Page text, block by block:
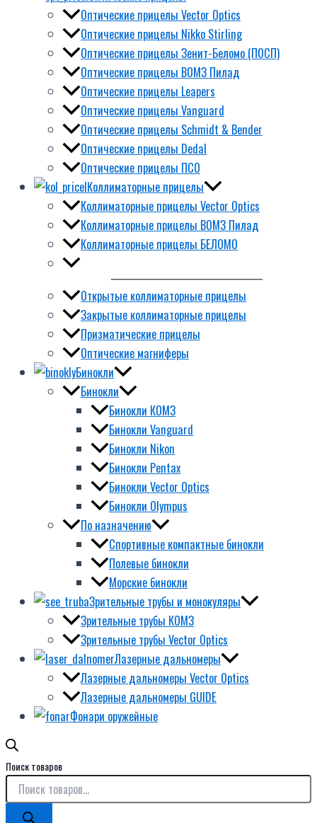
Оптические прицелы Vector Optics
Оптические прицелы Nikko Stirling
Оптические прицелы Зенит-Беломо (ПОСП)
Оптические прицелы ВОМЗ Пилад
Оптические прицелы Leapers
Оптические прицелы Vanguard
Оптические прицелы Schmidt & Bender
Оптические прицелы Dedal
Оптические прицелы ПСО
Коллиматорные прицелы
Коллиматорные прицелы Vector Optics
Коллиматорные прицелы ВОМЗ Пилад
Коллиматорные прицелы БЕЛОМО
Открытые коллиматорные прицелы
Закрытые коллиматорные прицелы
Призматические прицелы
Оптические магниферы
Бинокли
Бинокли
Бинокли КОМЗ
Бинокли Vanguard
Бинокли Nikon
Бинокли Pentax
Бинокли Vector Optics
Бинокли Olympus
По назначению
Спортивные компактные бинокли
Полевые бинокли
Морские бинокли
Зрительные трубы и монокуляры
Зрительные трубы КОМЗ
Зрительные трубы Vector Optics
Лазерные дальномеры
Лазерные дальномеры Vector Optics
Лазерные дальномеры GUIDE
Фонари оружейные
Поиск товаров